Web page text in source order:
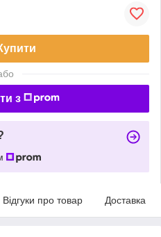
з
Відгуки про товар Доставка